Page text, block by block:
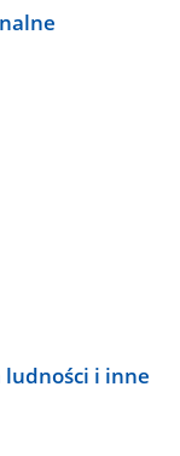
ludności i inne